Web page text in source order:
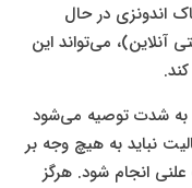
اندونزی در حال
می‌تواند این
به شدت توصیه می‌شود
نباید به هیچ وجه بر
انجام شود. هرگز